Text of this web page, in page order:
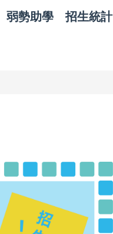
弱勢助學 招生統計